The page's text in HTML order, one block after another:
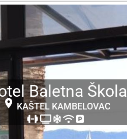
Baletna Škola
KAŠTEL KAMBELOVAC